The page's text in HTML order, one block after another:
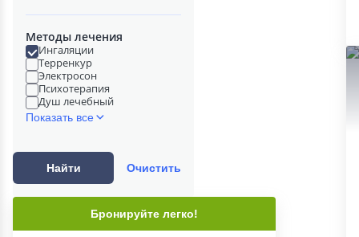
Методы лечения
Ингаляции
Терренкур
Электросон
Психотерапия
Душ лечебный
Показать все
Найти Очистить
Бронируйте легко!